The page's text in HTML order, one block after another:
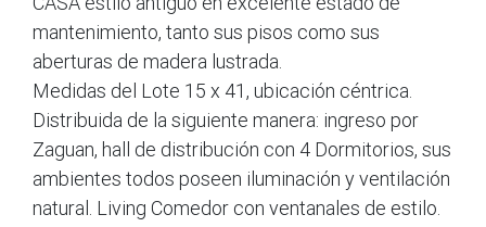
mantenimiento, tanto sus pisos como sus
aberturas de madera lustrada.
Medidas del Lote 15 x 41, ubicación céntrica.
Distribuida de la siguiente manera: ingreso por
Zaguan, hall de distribución con 4 Dormitorios, sus
ambientes todos poseen iluminación y ventilación
natural. Living Comedor con ventanales de estilo.